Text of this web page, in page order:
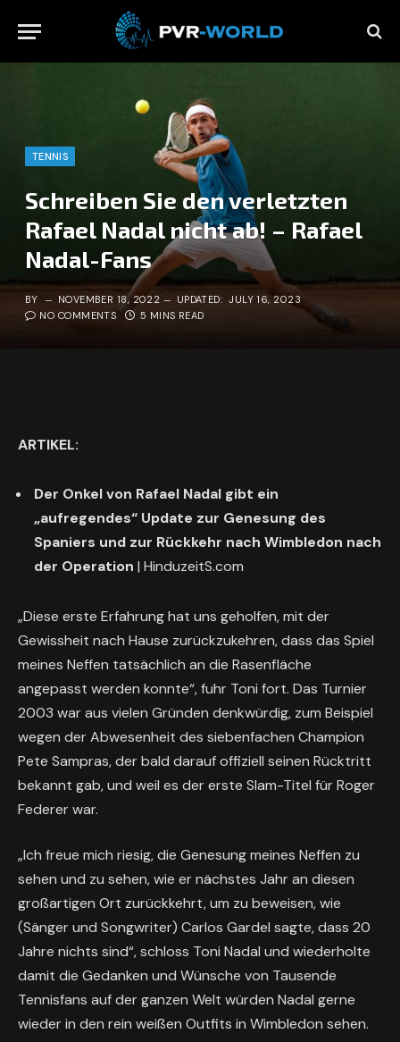
TENNIS
Schreiben Sie den verletzten
Rafael Nadal nicht ab! – Rafael
Nadal-Fans
BY NOVEMBER 18, 2022 UPDATED: JULY 16, 2023
NO COMMENTS
5 MINS READ
ARTIKEL:
Der Onkel von Rafael Nadal gibt ein
„aufregendes“ Update zur Genesung des
Spaniers und zur Rückkehr nach Wimbledon nach
der Operation | HinduzeitS.com
„Diese erste Erfahrung hat uns geholfen, mit der
Gewissheit nach Hause zurückzukehren, dass das Spiel
meines Neffen tatsächlich an die Rasenfläche
angepasst werden konnte“, fuhr Toni fort. Das Turnier
2003 war aus vielen Gründen denkwürdig, zum Beispiel
wegen der Abwesenheit des siebenfachen Champion
Pete Sampras, der bald darauf offiziell seinen Rücktritt
bekannt gab, und weil es der erste Slam-Titel für Roger
Federer war.
„Ich freue mich riesig, die Genesung meines Neffen zu
sehen und zu sehen, wie er nächstes Jahr an diesen
großartigen Ort zurückkehrt, um zu beweisen, wie
(Sänger und Songwriter) Carlos Gardel sagte, dass 20
Jahre nichts sind“, schloss Toni Nadal und wiederholte
damit die Gedanken und Wünsche von Tausende
Tennisfans auf der ganzen Welt würden Nadal gerne
wieder in den rein weißen Outfits in Wimbledon sehen.